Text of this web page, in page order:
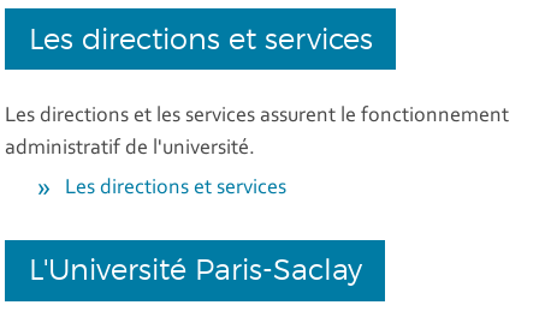
Les directions et services
Les directions et les services assurent le fonctionnement
administratif de l'université.
Les directions et services
L'Université Paris-Saclay